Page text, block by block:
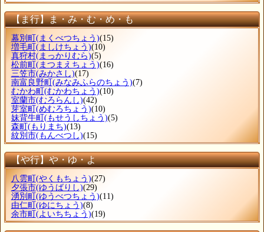
【ま行】ま・み・む・め・も
幕別町(まくべつちょう)(15)
増毛町(ましけちょう)(10)
真狩村(まっかりむら)(5)
松前町(まつまえちょう)(16)
三笠市(みかさし)(17)
南富良野町(みなみふらのちょう)(7)
むかわ町(むかわちょう)(10)
室蘭市(むろらんし)(42)
芽室町(めむろちょう)(10)
妹背牛町(もせうしちょう)(5)
森町(もりまち)(13)
紋別市(もんべつし)(15)
【や行】や・ゆ・よ
八雲町(やくもちょう)(27)
夕張市(ゆうばりし)(29)
湧別町(ゆうべつちょう)(11)
由仁町(ゆにちょう)(8)
余市町(よいちちょう)(19)